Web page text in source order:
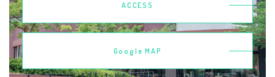
ACCESS
Google MAP